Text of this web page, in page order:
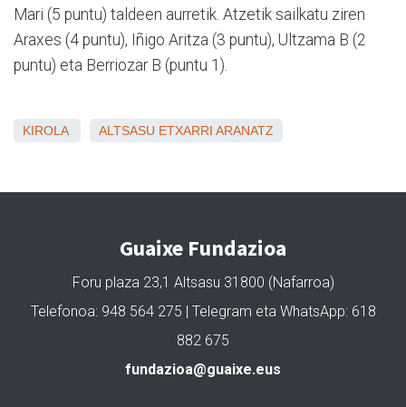
Mari (5 puntu) taldeen aurretik. Atzetik sailkatu ziren
Araxes (4 puntu), Iñigo Aritza (3 puntu), Ultzama B (2
puntu) eta Berriozar B (puntu 1).
KIROLA ALTSASU ETXARRI ARANATZ
Guaixe Fundazioa
Foru plaza 23,1 Altsasu 31800 (Nafarroa)
Telefonoa: 948 564 275 | Telegram eta WhatsApp: 618
882 675
fundazioa@guaixe.eus